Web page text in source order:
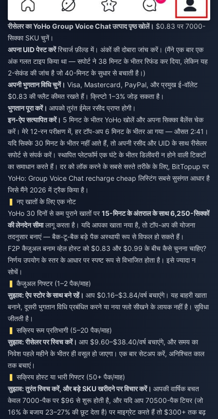
रीसेलर का YoHo Group Voice Chat उत्पाद पृष्ठ खोलें। $0.83 पर 7000-
सिक्का SKU चुनें।
अपना UID पेस्ट करेंरिचार्ज फ़ील्ड में। अंकों की दोबारा जांच करें। (मैंने एक बार एक
अंक गलत टाइप किया था — सपोर्ट ने 38 मिनट के भीतर रिफंड कर दिया, लेकिन यह
2-सेकंड की जांच है जो 40-मिनट के सुधार से बचाती है।)
अपनी भुगतान विधि चुनें। Visa, Mastercard, PayPal, और प्रमुख ई-वॉलेट
$0.83 की फ्लैट कीमत रखते हैं। क्रिप्टो 1–3% जोड़ सकता है।
भुगतान पूरा करें। आपको तुरंत ईमेल रसीद प्राप्त होगी।
इन-ऐप सत्यापित करें। 5 मिनट के भीतर YoHo खोलें और अपना सिक्का बैलेंस चेक
करें। मेरे 12-रन परीक्षण में, हर टॉप-अप 6 मिनट के भीतर आ गया — औसत 2:41।
यदि सिक्के 30 मिनट के भीतर नहीं आते हैं, तो अपनी रसीद और UID के साथ रीसेलर
सपोर्ट से संपर्क करें। स्थापित प्लेटफॉर्म एक घंटे के भीतर डिलीवरी न होने वाली टिकटों
का समाधान करते हैं। दर को लॉक करने के सबसे सस्ते तरीके के लिए, BitTopup पर
YoHo: Group Voice Chat recharge cheap लिस्टिंग सबसे सुसंगत आधार है
जिसे मैंने 2026 में ट्रैक किया है।
नए खातों के लिए एक नोट
YoHo 30 दिनों से कम पुराने खातों पर15-मिनट के अंतराल के साथ 6,250-सिक्कों
की लेनदेन सीमालागू करता है। यदि आपका खाता नया है, तो टॉप-अप की योजना
तदनुसार बनाएं — बैक-टू-बैक बड़े पैक अस्थायी रूप से विफल हो सकते हैं।
F2P कैजुअल बनाम व्हेल होस्ट को $0.83 और $0.99 के बीच कैसे चुनना चाहिए?
निर्णय उपयोग के स्तर के आधार पर स्पष्ट रूप से विभाजित होता है। इसे ज्यादा न
सोचें।
कैजुअल गिफ्टर (1–2 पैक/माह)
सुझाव: ऐप स्टोर के साथ बने रहें। आप $0.16–$3.84/वर्ष बचाएंगे। यह बाहरी खाता
बनाने, दूसरी भुगतान विधि प्रबंधित करने या नया फ्लो सीखने के लायक नहीं है। सुविधा
जीतती है।
सक्रिय रूम प्रतिभागी (5–20 पैक/माह)
सुझाव: रीसेलर पर स्विच करें। आप $9.60–$38.40/वर्ष बचाएंगे, और समय का
निवेश पहले महीने के भीतर ही वसूल हो जाएगा। एक बार सेटअप करें, अनिश्चित काल
तक बचाएं।
सक्रिय होस्ट या भारी गिफ्टर (50+ पैक/माह)
सुझाव: तुरंत स्विच करें, और बड़े SKU खरीदने पर विचार करें। आपकी वार्षिक बचत
केवल 7000-पैक पर $96 से शुरू होती है, और यदि आप 70500-पैक टियर (जो
16% के बजाय 23–27% की छूट देता है) पर माइग्रेट करते हैं तो $300+ तक बढ़